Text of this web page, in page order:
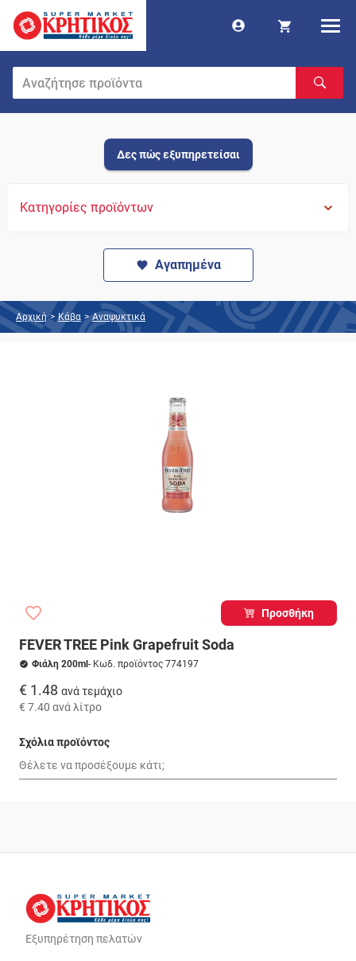
Δες πώς εξυπηρετείσαι
Κατηγορίες προϊόντων
Αγαπημένα
Αρχική > Κάβα > Αναψυκτικά
Προσθήκη
FEVER TREE Pink Grapefruit Soda
Φιάλη 200ml - Κωδ. προϊόντος 774197
€ 1.48 ανά τεμάχιο
€ 7.40 ανά λίτρο
Σχόλια προϊόντος
Εξυπηρέτηση πελατών